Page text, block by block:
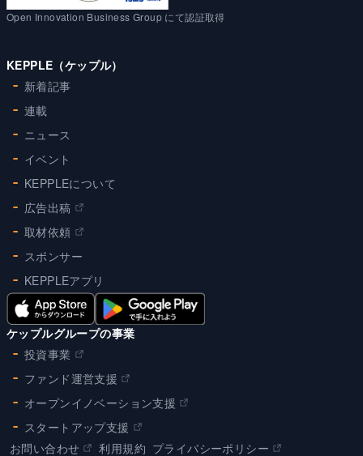
Open Innovation Business Group にて認証取得
KEPPLE（ケップル）
新着記事
連載
ニュース
イベント
KEPPLEについて
広告出稿
取材依頼
スポンサー
KEPPLEアプリ
ケップルグループの事業
投資事業
ファンド運営支援
オープンイノベーション支援
スタートアップ支援
お問い合わせ
利用規約 プライバシーポリシー